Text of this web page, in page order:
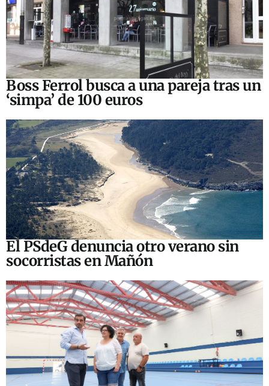
Boss Ferrol busca a una pareja tras un
‘simpa’ de 100 euros
El PSdeG denuncia otro verano sin
socorristas en Mañón